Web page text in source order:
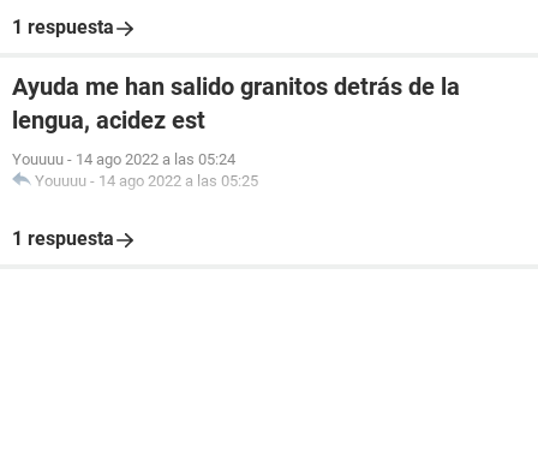
1 respuesta
Ayuda me han salido granitos detrás de la
lengua, acidez est
Youuuu - 14 ago 2022 a las 05:24
Youuuu - 14 ago 2022 a las 05:25
1 respuesta